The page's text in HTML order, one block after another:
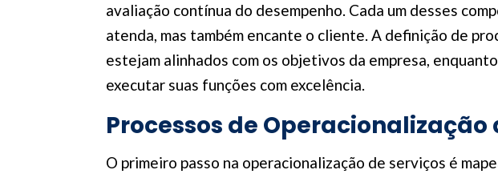
avaliação contínua do desempenho. Cada um desses
atenda, mas também encante o cliente. A definição de
estejam alinhados com os objetivos da empresa,
executar suas funções com excelência.
Processos de Operacionalização
O primeiro passo na operacionalização de serviços é